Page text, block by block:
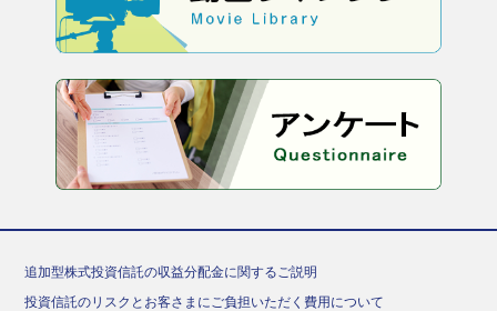
追加型株式投資信託の収益分配金に関するご説明
投資信託のリスクとお客さまにご負担いただく費用について